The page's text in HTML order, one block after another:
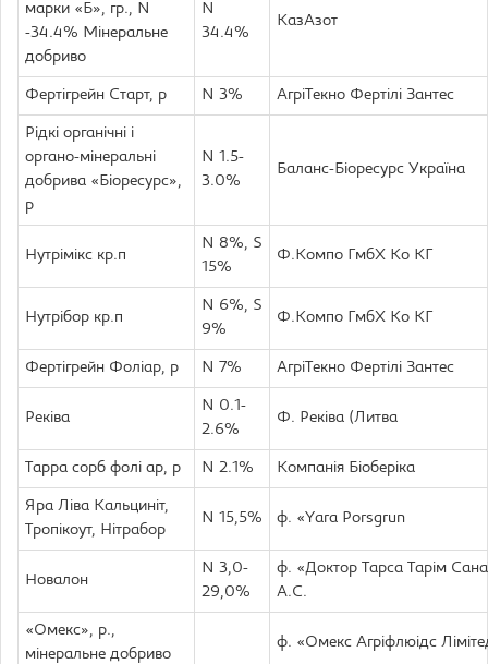
марки «Б», гр., N
-34.4% Мінеральне
добриво
N
34.4%
КазАзот
Фертігрейн Старт, р N 3% АгріТекно Фертілі Зантес
Рідкі органічні і
органо-мінеральні
добрива «Біоресурс»,
р
N 1.5-
3.0%
Баланс-Біоресурс Україна
Нутрімікс кр.п
N 8%, S
15%
Ф.Компо ГмбХ Ко КГ
Нутрібор кр.п
N 6%, S
9%
Ф.Компо ГмбХ Ко КГ
Фертігрейн Фоліар, р N 7% АгріТекно Фертілі Зантес
Реківа
N 0.1-
2.6%
Ф. Реківа (Литва
Тарра сорб фолі ар, р N 2.1% Компанія Біоберіка
Яра Ліва Кальциніт,
Тропікоут, Нітрабор
N 15,5% ф. «Yara Porsgrun
Новалон
N 3,0-
29,0%
ф. «Доктор Тарса Тарім Санаї
А.С.
«Омекс», р.,
мінеральне добриво
ф. «Омекс Агріфлюідс